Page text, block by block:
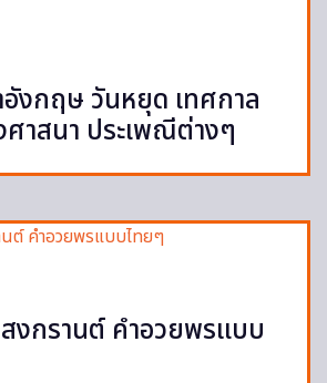
งกฤษ วันหยุด เทศกาล
าสนา ประเพณีต่างๆ
งกรานต์ คำอวยพรแบบ